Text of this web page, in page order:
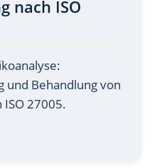
nach ISO
Behandlung von
27005.